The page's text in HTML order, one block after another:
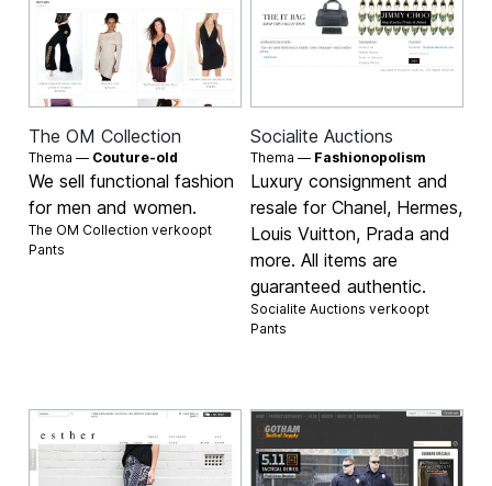
The OM Collection
Thema — Couture-old
We sell functional fashion
for men and women.
The OM Collection verkoopt
Pants
Socialite Auctions
Thema — Fashionopolism
Luxury consignment and
resale for Chanel, Hermes,
Louis Vuitton, Prada and
more. All items are
guaranteed authentic.
Socialite Auctions verkoopt
Pants